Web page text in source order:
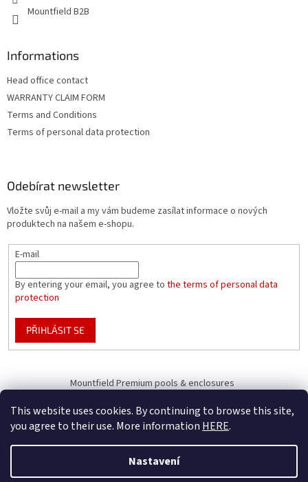
This website uses cookies. By continuing to browse this site,
you agree to their use. More information HERE.
Nastavení
Mountfield B2B
Informations
Head office contact
WARRANTY CLAIM FORM
Terms and Conditions
Terms of personal data protection
Odebírat newsletter
Vložte svůj e-mail a my vám budeme zasílat informace o nových
produktech na našem e-shopu.
E-mail
By entering your email, you agree to the terms of personal data
protection
PŘIHLÁSIT SE
Mountfield Premium pools & enclosures
Vytvořil Shoptet